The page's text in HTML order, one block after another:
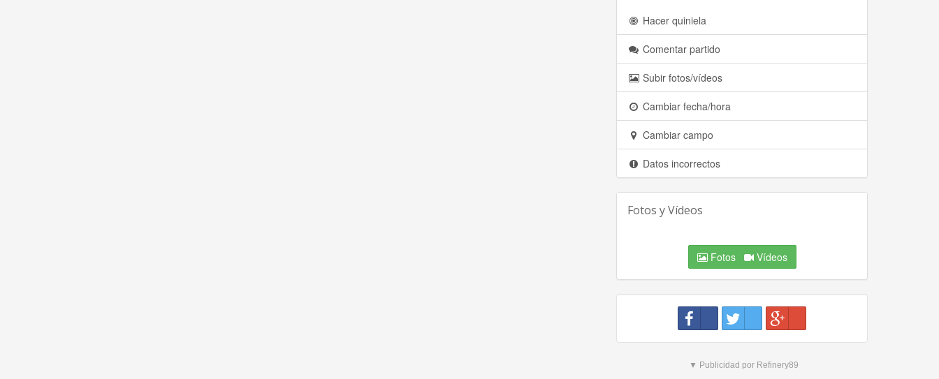
Hacer quiniela
Comentar partido
Subir fotos/vídeos
Cambiar fecha/hora
Cambiar campo
Datos incorrectos
Fotos y Vídeos
Fotos Vídeos
▼ Publicidad por Refinery89